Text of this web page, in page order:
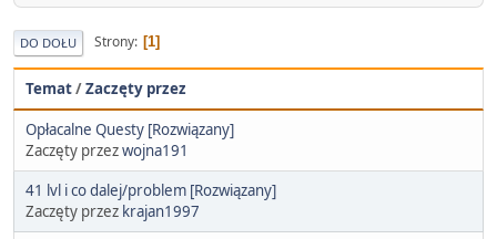
DO DOŁU Strony 1
Temat/Zaczęty przez
Opłacalne Questy [Rozwiązany]
Zaczęty przezwojna191
41 lvl i co dalej/problem [Rozwiązany]
Zaczęty przez krajan1997